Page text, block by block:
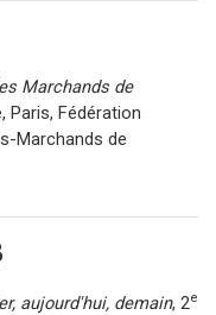
Marchands de
Paris, Fédération
Marchands de
aujourd'hui, demain, 2e